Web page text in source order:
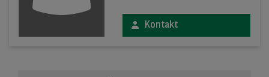
Kontakt